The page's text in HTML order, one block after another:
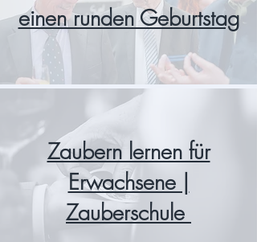
einen runden Geburtstag
Zaubern lernen für
Erwachsene |
Zauberschule